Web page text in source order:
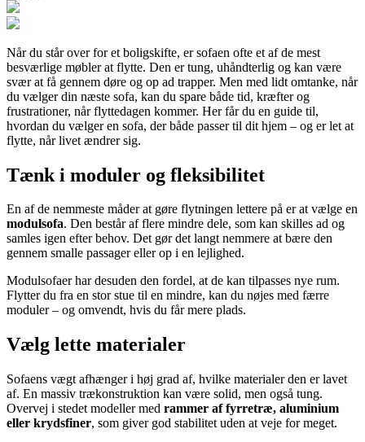
Når du står over for et boligskifte, er sofaen ofte et af de mest
besværlige møbler at flytte. Den er tung, uhåndterlig og kan være
svær at få gennem døre og op ad trapper. Men med lidt omtanke, når
du vælger din næste sofa, kan du spare både tid, kræfter og
frustrationer, når flyttedagen kommer. Her får du en guide til,
hvordan du vælger en sofa, der både passer til dit hjem – og er let at
flytte, når livet ændrer sig.
Tænk i moduler og fleksibilitet
En af de nemmeste måder at gøre flytningen lettere på er at vælge en
modulsofa. Den består af flere mindre dele, som kan skilles ad og
samles igen efter behov. Det gør det langt nemmere at bære den
gennem smalle passager eller op i en lejlighed.
Modulsofaer har desuden den fordel, at de kan tilpasses nye rum.
Flytter du fra en stor stue til en mindre, kan du nøjes med færre
moduler – og omvendt, hvis du får mere plads.
Vælg lette materialer
Sofaens vægt afhænger i høj grad af, hvilke materialer den er lavet
af. En massiv trækonstruktion kan være solid, men også tung.
Overvej i stedet modeller med rammer af fyrretræ, aluminium
eller krydsfiner, som giver god stabilitet uden at veje for meget.